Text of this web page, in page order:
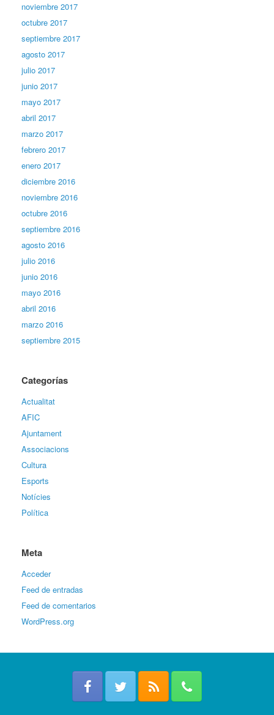
noviembre 2017
octubre 2017
septiembre 2017
agosto 2017
julio 2017
junio 2017
mayo 2017
abril 2017
marzo 2017
febrero 2017
enero 2017
diciembre 2016
noviembre 2016
octubre 2016
septiembre 2016
agosto 2016
julio 2016
junio 2016
mayo 2016
abril 2016
marzo 2016
septiembre 2015
Categorías
Actualitat
AFIC
Ajuntament
Associacions
Cultura
Esports
Notícies
Política
Meta
Acceder
Feed de entradas
Feed de comentarios
WordPress.org